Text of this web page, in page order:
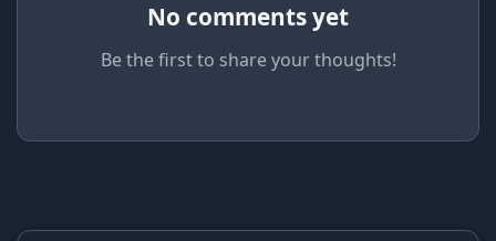
No comments yet
Be the first to share your thoughts!